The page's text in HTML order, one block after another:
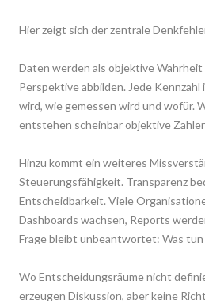
Hier zeigt sich der zentrale
Daten werden als objektive
Perspektive abbilden. Jede
wird, wie gemessen wird und wofür.
entstehen scheinbar objektive
Hinzu kommt ein weiteres
Steuerungsfähigkeit. Transparenz
Entscheidbarkeit. Viele
Dashboards wachsen, Reports
Frage bleibt unbeantwortet: Was
Wo Entscheidungsräume nicht
erzeugen Diskussion, aber keine